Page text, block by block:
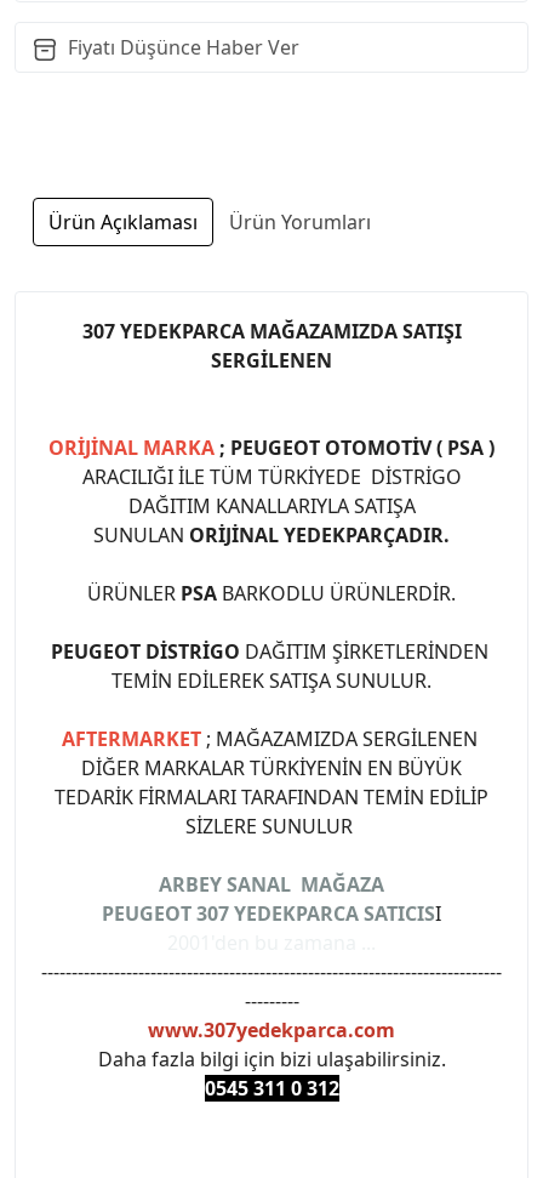
Fiyatı Düşünce Haber Ver
Ürün Açıklaması Ürün Yorumları
307 YEDEKPARCA MAĞAZAMIZDA SATIŞI
SERGİLENEN
ORİJİNAL MARKA ; PEUGEOT OTOMOTİV ( PSA )
ARACILIĞI İLE TÜM TÜRKİYEDE DİSTRİGO
DAĞITIM KANALLARIYLA SATIŞA
SUNULAN ORİJİNAL YEDEKPARÇADIR.
ÜRÜNLER PSA BARKODLU ÜRÜNLERDİR.
PEUGEOT DİSTRİGO DAĞITIM ŞİRKETLERİNDEN
TEMİN EDİLEREK SATIŞA SUNULUR.
AFTERMARKET ; MAĞAZAMIZDA SERGİLENEN
DİĞER MARKALAR TÜRKİYENİN EN BÜYÜK
TEDARİK FİRMALARI TARAFINDAN TEMİN EDİLİP
SİZLERE SUNULUR
ARBEY SANAL MAĞAZA
PEUGEOT 307 YEDEKPARCA SATICISI
----------------------------------------------------------------------------
---------
www.307yedekparca.com
Daha fazla bilgi için bizi ulaşabilirsiniz.
0545 311 0 312